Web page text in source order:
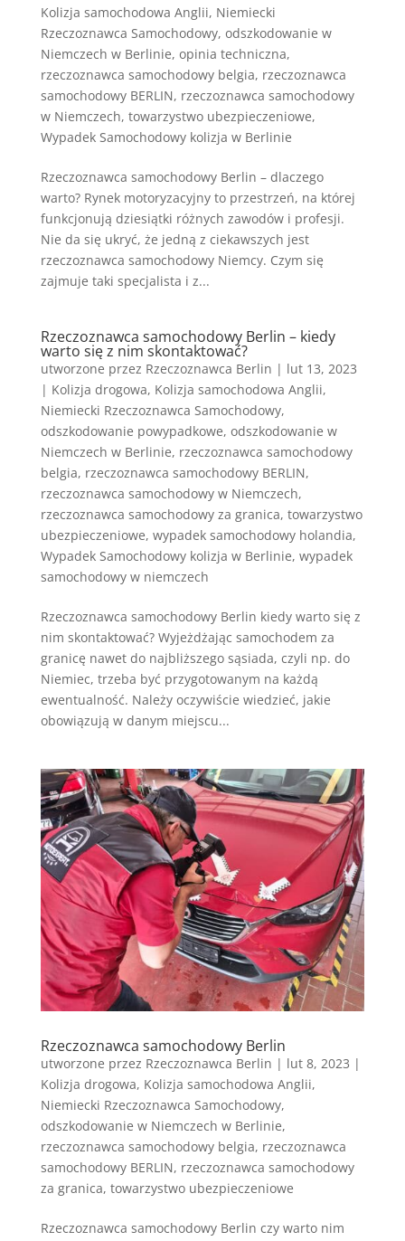
Kolizja samochodowa Anglii, Niemiecki
Rzeczoznawca Samochodowy, odszkodowanie w
Niemczech w Berlinie, opinia techniczna,
rzeczoznawca samochodowy belgia, rzeczoznawca
samochodowy BERLIN, rzeczoznawca samochodowy
w Niemczech, towarzystwo ubezpieczeniowe,
Wypadek Samochodowy kolizja w Berlinie
Rzeczoznawca samochodowy Berlin – dlaczego
warto? Rynek motoryzacyjny to przestrzeń, na której
funkcjonują dziesiątki różnych zawodów i profesji.
Nie da się ukryć, że jedną z ciekawszych jest
rzeczoznawca samochodowy Niemcy. Czym się
zajmuje taki specjalista i z...
Rzeczoznawca samochodowy Berlin – kiedy
warto się z nim skontaktować?
utworzone przez Rzeczoznawca Berlin | lut 13, 2023
| Kolizja drogowa, Kolizja samochodowa Anglii,
Niemiecki Rzeczoznawca Samochodowy,
odszkodowanie powypadkowe, odszkodowanie w
Niemczech w Berlinie, rzeczoznawca samochodowy
belgia, rzeczoznawca samochodowy BERLIN,
rzeczoznawca samochodowy w Niemczech,
rzeczoznawca samochodowy za granica, towarzystwo
ubezpieczeniowe, wypadek samochodowy holandia,
Wypadek Samochodowy kolizja w Berlinie, wypadek
samochodowy w niemczech
Rzeczoznawca samochodowy Berlin kiedy warto się z
nim skontaktować? Wyjeżdżając samochodem za
granicę nawet do najbliższego sąsiada, czyli np. do
Niemiec, trzeba być przygotowanym na każdą
ewentualność. Należy oczywiście wiedzieć, jakie
obowiązują w danym miejscu...
Rzeczoznawca samochodowy Berlin
utworzone przez Rzeczoznawca Berlin | lut 8, 2023 |
Kolizja drogowa, Kolizja samochodowa Anglii,
Niemiecki Rzeczoznawca Samochodowy,
odszkodowanie w Niemczech w Berlinie,
rzeczoznawca samochodowy belgia, rzeczoznawca
samochodowy BERLIN, rzeczoznawca samochodowy
za granica, towarzystwo ubezpieczeniowe
Rzeczoznawca samochodowy Berlin czy warto nim